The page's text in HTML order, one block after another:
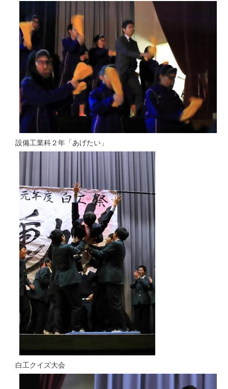
設備工業科２年「あげたい」
白工クイズ大会